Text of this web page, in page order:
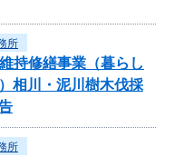
所
持修繕事業（暮らし
相川・泥川樹木伐採
所